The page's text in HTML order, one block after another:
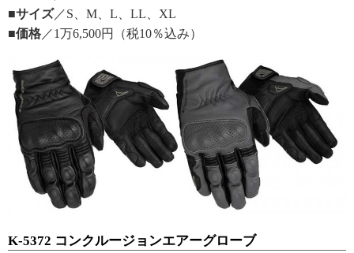
■サイズ／S、M、L、LL、XL
■価格 ／1万6,500円（税10％込み）
K-5372 コンクルージョンエアーグローブ